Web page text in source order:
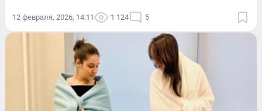
12 февраля, 2026, 14:11 1 124 5